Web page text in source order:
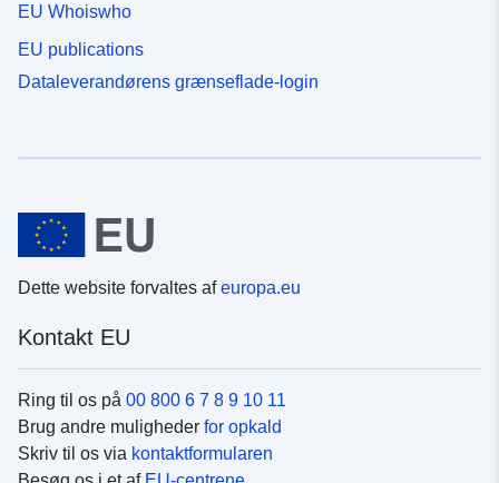
EU Whoiswho
EU publications
Dataleverandørens grænseflade-login
Dette website forvaltes afeuropa.eu
Kontakt EU
Ring til os på 00 800 6 7 8 9 10 11
Brug andre muligheder for opkald
Skriv til os via kontaktformularen